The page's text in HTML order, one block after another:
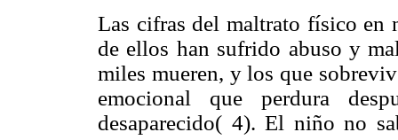
Las cifras del maltrato físico en
de ellos han sufrido abuso y
miles mueren, y los que
emocional que perdura
desaparecido( 4). El niño no